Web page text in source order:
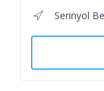
Serinyol